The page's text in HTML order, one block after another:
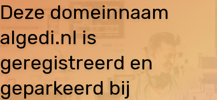
Deze domeinnaam
algedi.nl is
geregistreerd en
geparkeerd bij